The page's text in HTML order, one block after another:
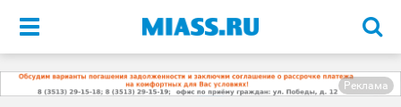
Меню
Реклама